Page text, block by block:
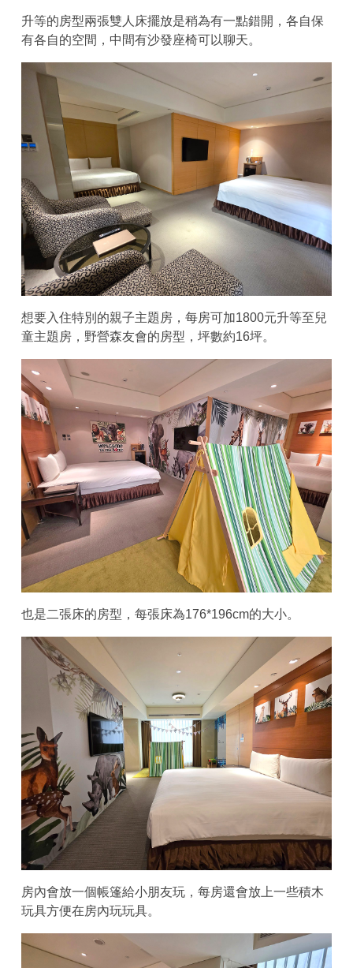
升等的房型兩張雙人床擺放是稍為有一點錯開，各自保
有各自的空間，中間有沙發座椅可以聊天。
想要入住特別的親子主題房，每房可加1800元升等至兒
童主題房，野營森友會的房型，坪數約16坪。
也是二張床的房型，每張床為176*196cm的大小。
房內會放一個帳篷給小朋友玩，每房還會放上一些積木
玩具方便在房內玩玩具。